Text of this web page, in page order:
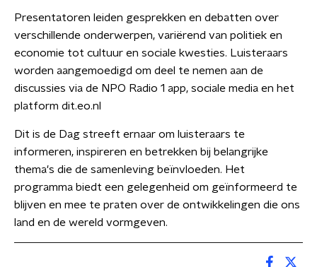
Presentatoren leiden gesprekken en debatten over
verschillende onderwerpen, variërend van politiek en
economie tot cultuur en sociale kwesties. Luisteraars
worden aangemoedigd om deel te nemen aan de
discussies via de NPO Radio 1 app, sociale media en het
platform dit.eo.nl
Dit is de Dag streeft ernaar om luisteraars te
informeren, inspireren en betrekken bij belangrijke
thema's die de samenleving beïnvloeden. Het
programma biedt een gelegenheid om geïnformeerd te
blijven en mee te praten over de ontwikkelingen die ons
land en de wereld vormgeven.